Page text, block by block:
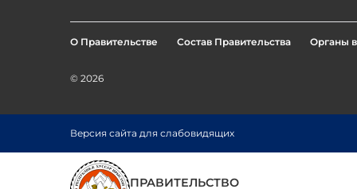
menu
О Правительстве Состав Правительства Органы
© 2026
содержанию
Версия сайта для слабовидящих
ПРАВИТЕЛЬСТВО